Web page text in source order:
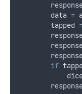
data =
tapped
if